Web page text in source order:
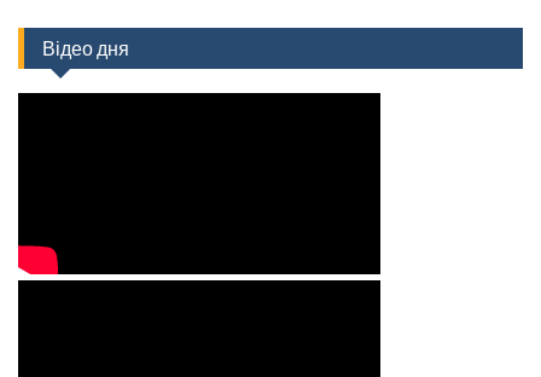
Відео дня